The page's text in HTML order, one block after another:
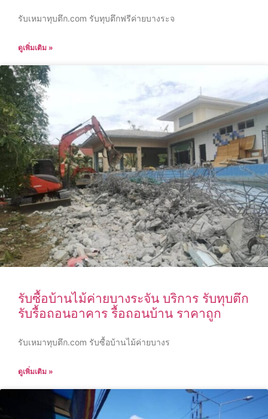
รับเหมาทุบตึก.com รับทุบตึกฟรีค่ายบางระจ
ดูเพิ่มเติม »
รับซื้อบ้านไม้ค่ายบางระจัน บริการ รับทุบตึก
รับรื้อถอนอาคาร รื้อถอนบ้าน ราคาถูก
รับเหมาทุบตึก.com รับซื้อบ้านไม้ค่ายบางร
ดูเพิ่มเติม »